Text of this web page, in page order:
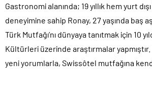
Gastronomi alanında; 19 yıllık hem yurt
deneyimine sahip Ronay, 27 yaşında baş
Türk Mutfağı’nı dünyaya tanıtmak için 10
Kültürleri üzerinde araştırmalar
yeni yorumlarla, Swissôtel mutfağına kendi